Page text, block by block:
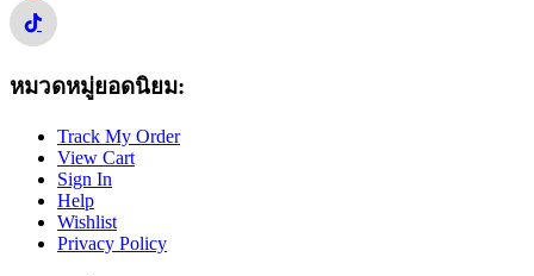
หมวดหมู่ยอดนิยม:
Track My Order
View Cart
Sign In
Help
Wishlist
Privacy Policy